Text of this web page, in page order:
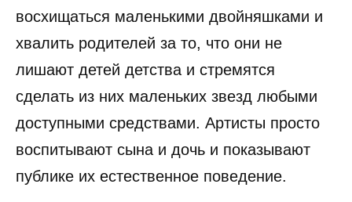
восхищаться маленькими двойняшками и
хвалить родителей за то, что они не
лишают детей детства и стремятся
сделать из них маленьких звезд любыми
доступными средствами. Артисты просто
воспитывают сына и дочь и показывают
публике их естественное поведение.